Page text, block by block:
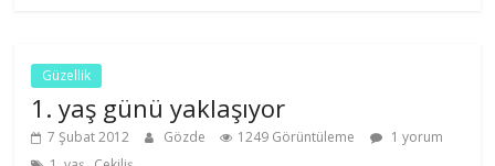
Güzellik
1. yaş günü yaklaşıyor
7 Şubat 2012 Gözde 1249 Görüntüleme
1 yorum